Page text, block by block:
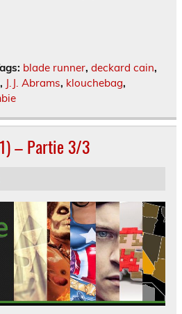
blade runner, deckard cain,
, J.J. Abrams, klouchebag,
– Partie 3/3